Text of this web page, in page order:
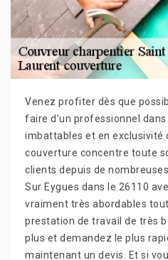
Venez profiter dès que
faire d’un professionnel
imbattables et en exclusivité
couverture concentre toute
clients depuis de
Sur Eygues dans le 26110
vraiment très abordables
prestation de travail de très
plus et demandez le plus
maintenant un devis. Et si